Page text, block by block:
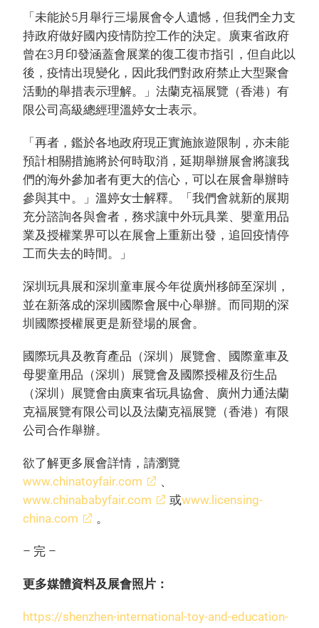
「未能於5月舉行三場展會令人遺憾，但我們全力支
持政府做好國內疫情防控工作的決定。廣東省政府
曾在3月印發涵蓋會展業的復工復市指引，但自此以
後，疫情出現變化，因此我們對政府禁止大型聚會
活動的舉措表示理解。」法蘭克福展覽（香港）有
限公司高級總經理溫婷女士表示。
「再者，鑑於各地政府現正實施旅遊限制，亦未能
預計相關措施將於何時取消，延期舉辦展會將讓我
們的海外參加者有更大的信心，可以在展會舉辦時
參與其中。」溫婷女士解釋。「我們會就新的展期
充分諮詢各與會者，務求讓中外玩具業、嬰童用品
業及授權業界可以在展會上重新出發，追回疫情停
工而失去的時間。」
深圳玩具展和深圳童車展今年從廣州移師至深圳，
並在新落成的深圳國際會展中心舉辦。而同期的深
圳國際授權展更是新登場的展會。
國際玩具及教育產品（深圳）展覽會、國際童車及
母嬰童用品（深圳）展覽會及國際授權及衍生品
（深圳）展覽會由廣東省玩具協會、廣州力通法蘭
克福展覽有限公司以及法蘭克福展覽（香港）有限
公司合作舉辦。
欲了解更多展會詳情，請瀏覽
www.chinatoyfair.com
、
www.chinababyfair.com
或www.licensing-
china.com
。
– 完 –
更多媒體資料及展會照片：
https://shenzhen-international-toy-and-education-